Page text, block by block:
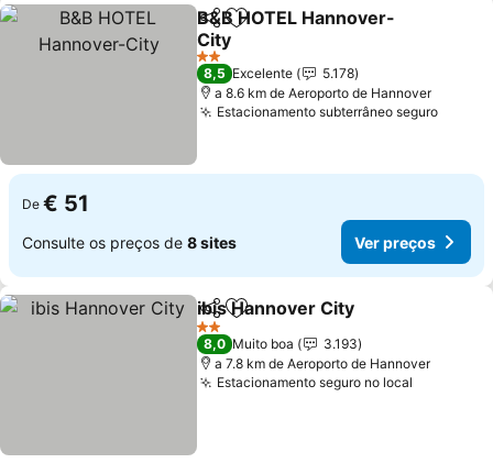
PartilharAdicionar aos favoritos
B&B HOTEL Hannover-
City
2 Estrelas
8,5 Excelente
5.178
a 8.6 km de Aeroporto de Hannover
Estacionamento subterrâneo seguro
De € 51
Consulte os preços de 8 sites Ver preços
PartilharAdicionar aos favoritos
ibis Hannover City
2 Estrelas
8,0 Muito boa
3.193
a 7.8 km de Aeroporto de Hannover
Estacionamento seguro no local